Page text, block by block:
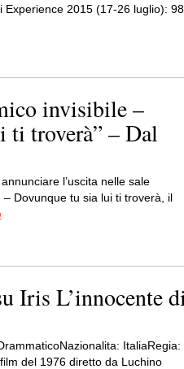
Experience 2015 (17-26 luglio): 98
invisibile –
ti troverà” – Dal
l’uscita nelle sale
Dovunque tu sia lui ti troverà, il
Iris L’innocente
ItaliaRegia:
del 1976 diretto da Luchino